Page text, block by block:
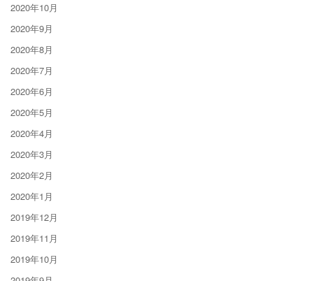
2020年10月
2020年9月
2020年8月
2020年7月
2020年6月
2020年5月
2020年4月
2020年3月
2020年2月
2020年1月
2019年12月
2019年11月
2019年10月